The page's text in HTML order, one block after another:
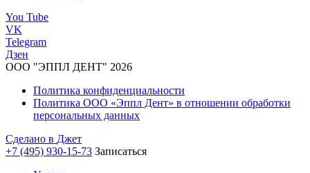
You Tube
VK
Telegram
Дзен
ООО "ЭППЛ ДЕНТ" 2026
Политика конфиденциальности
Политика ООО «Эппл Дент» в отношении обработки
персональных данных
Сделано в Джет
+7 (495) 930-15-73 Записаться